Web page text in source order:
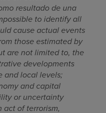
resultado de una
to identify all
cause actual events
those estimated by
are not limited to, the
developments
and local levels;
and capital
or uncertainty
of terrorism,